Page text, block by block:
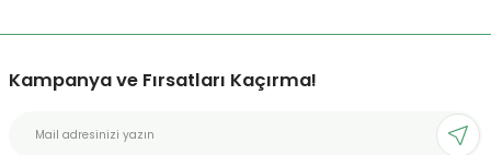
Kampanya ve Fırsatları Kaçırma!